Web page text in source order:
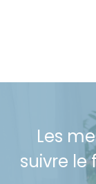
Les
suivre le